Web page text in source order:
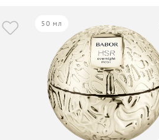
50 мл